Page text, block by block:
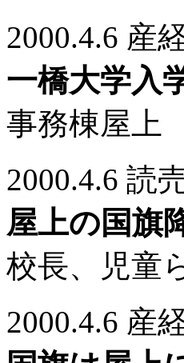
2000.4.6 産
一橋大学入
事務棟屋上
2000.4.6 読
屋上の国旗
校長、児童
2000.4.6 産